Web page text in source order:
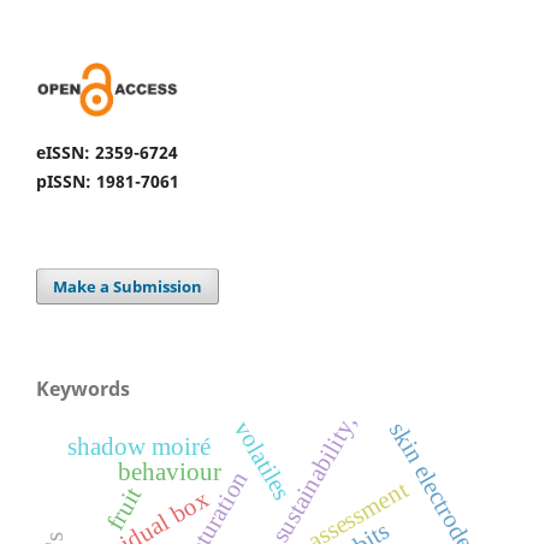
eISSN: 2359-6724
pISSN: 1981-7061
Make a Submission
Keywords
maturation sustainability,
fruit
volatiles
behaviour s
k
i
n
e
l
e
c
t
r
o
d
e
s
shadow moiré